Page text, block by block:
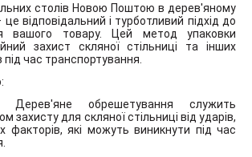
столів Новою Поштою в дерев'яному
відповідальний і турботливий підхід до
вашого товару. Цей метод упаковки
захист скляної стільниці та інших
під час транспортування.
Дерев'яне обрешетування служить
захисту для скляної стільниці від ударів,
факторів, які можуть виникнути під час